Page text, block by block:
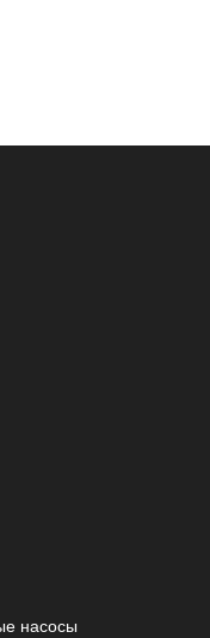
насосы